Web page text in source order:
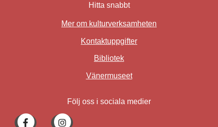
Hitta snabbt
Mer om kulturverksamheten
Kontaktuppgifter
Bibliotek
VänermuseetLänk till annan
Följ oss i sociala medier